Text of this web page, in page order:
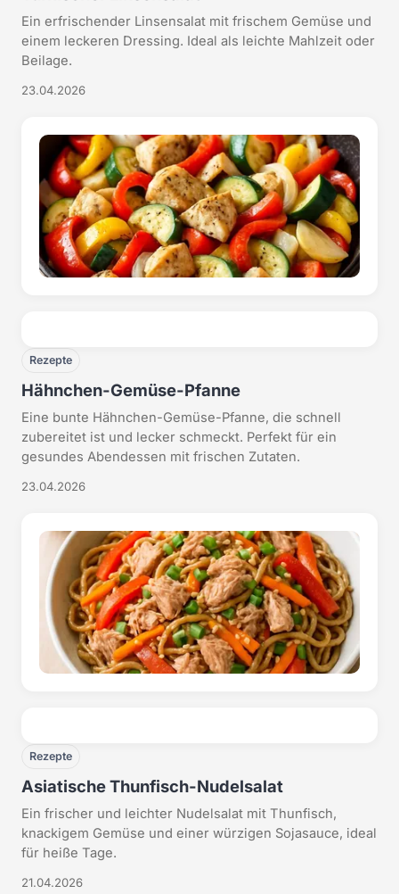
Ein erfrischender Linsensalat mit frischem Gemüse und
einem leckeren Dressing. Ideal als leichte Mahlzeit oder
Beilage.
23.04.2026
Rezepte
Hähnchen-Gemüse-Pfanne
Eine bunte Hähnchen-Gemüse-Pfanne, die schnell
zubereitet ist und lecker schmeckt. Perfekt für ein
gesundes Abendessen mit frischen Zutaten.
23.04.2026
Rezepte
Asiatische Thunfisch-Nudelsalat
Ein frischer und leichter Nudelsalat mit Thunfisch,
knackigem Gemüse und einer würzigen Sojasauce, ideal
für heiße Tage.
21.04.2026